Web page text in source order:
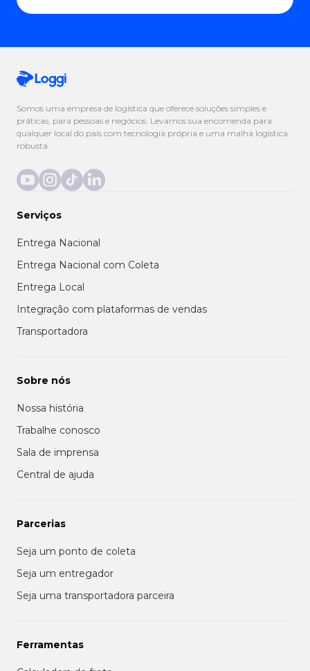
Somos uma empresa de logística que oferece soluções simples e
práticas, para pessoas e negócios. Levamos sua encomenda para
qualquer local do país com tecnologia própria e uma malha logística
robusta.
Serviços
Entrega Nacional
Entrega Nacional com Coleta
Entrega Local
Integração com plataformas de vendas
Transportadora
Sobre nós
Nossa história
Trabalhe conosco
Sala de imprensa
Central de ajuda
Parcerias
Seja um ponto de coleta
Seja um entregador
Seja uma transportadora parceira
Ferramentas